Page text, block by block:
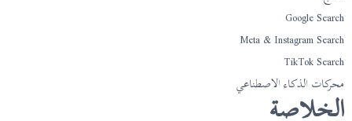
Google Search
Meta & Instagram Search
TikTok Search
محركات الذكاء الاصطناعي
الخلاصة